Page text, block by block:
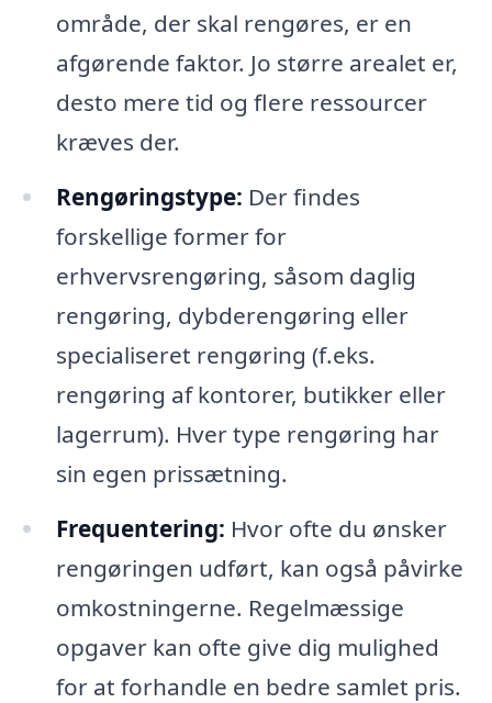
område, der skal rengøres, er en
afgørende faktor. Jo større arealet er,
desto mere tid og flere ressourcer
kræves der.
Rengøringstype: Der findes
forskellige former for
erhvervsrengøring, såsom daglig
rengøring, dybderengøring eller
specialiseret rengøring (f.eks.
rengøring af kontorer, butikker eller
lagerrum). Hver type rengøring har
sin egen prissætning.
Frequentering: Hvor ofte du ønsker
rengøringen udført, kan også påvirke
omkostningerne. Regelmæssige
opgaver kan ofte give dig mulighed
for at forhandle en bedre samlet pris.